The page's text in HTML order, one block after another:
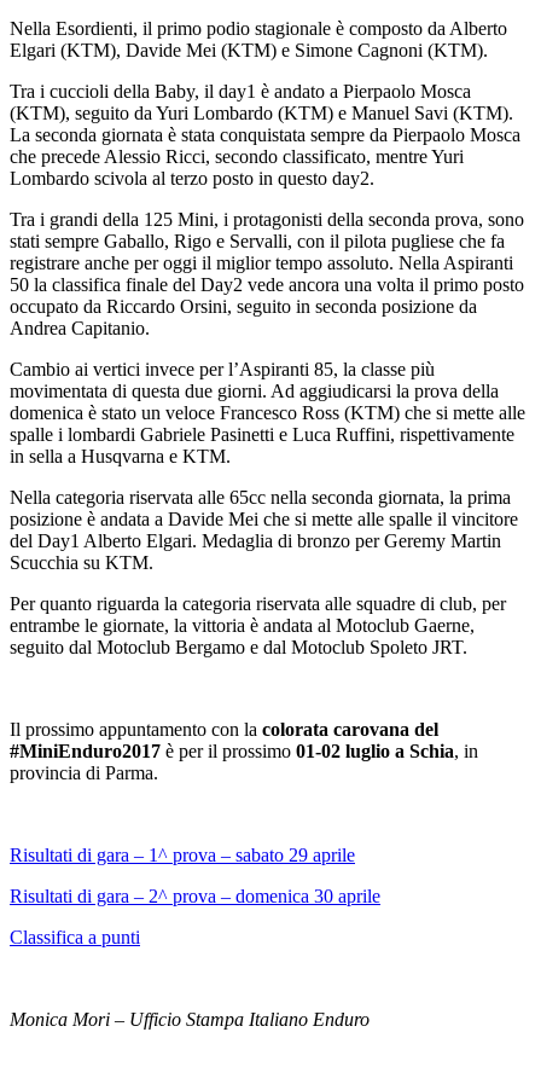
Nella Esordienti, il primo podio stagionale è composto da Alberto
Elgari (KTM), Davide Mei (KTM) e Simone Cagnoni (KTM).
Tra i cuccioli della Baby, il day1 è andato a Pierpaolo Mosca
(KTM), seguito da Yuri Lombardo (KTM) e Manuel Savi (KTM).
La seconda giornata è stata conquistata sempre da Pierpaolo Mosca
che precede Alessio Ricci, secondo classificato, mentre Yuri
Lombardo scivola al terzo posto in questo day2.
Tra i grandi della 125 Mini, i protagonisti della seconda prova, sono
stati sempre Gaballo, Rigo e Servalli, con il pilota pugliese che fa
registrare anche per oggi il miglior tempo assoluto. Nella Aspiranti
50 la classifica finale del Day2 vede ancora una volta il primo posto
occupato da Riccardo Orsini, seguito in seconda posizione da
Andrea Capitanio.
Cambio ai vertici invece per l’Aspiranti 85, la classe più
movimentata di questa due giorni. Ad aggiudicarsi la prova della
domenica è stato un veloce Francesco Ross (KTM) che si mette alle
spalle i lombardi Gabriele Pasinetti e Luca Ruffini, rispettivamente
in sella a Husqvarna e KTM.
Nella categoria riservata alle 65cc nella seconda giornata, la prima
posizione è andata a Davide Mei che si mette alle spalle il vincitore
del Day1 Alberto Elgari. Medaglia di bronzo per Geremy Martin
Scucchia su KTM.
Per quanto riguarda la categoria riservata alle squadre di club, per
entrambe le giornate, la vittoria è andata al Motoclub Gaerne,
seguito dal Motoclub Bergamo e dal Motoclub Spoleto JRT.
Il prossimo appuntamento con la colorata carovana del
#MiniEnduro2017 è per il prossimo 01-02 luglio a Schia, in
provincia di Parma.
Risultati di gara – 1^ prova – sabato 29 aprile
Risultati di gara – 2^ prova – domenica 30 aprile
Classifica a punti
Monica Mori – Ufficio Stampa Italiano Enduro